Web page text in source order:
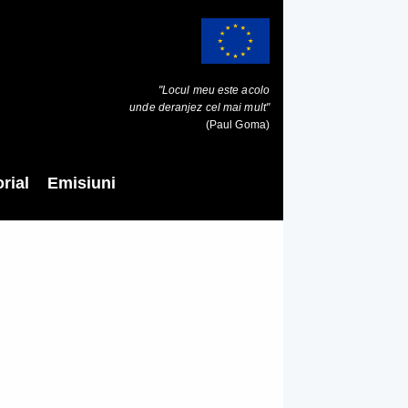
"Locul meu este acolo
unde deranjez cel mai mult"
(Paul Goma)
Emisiuni